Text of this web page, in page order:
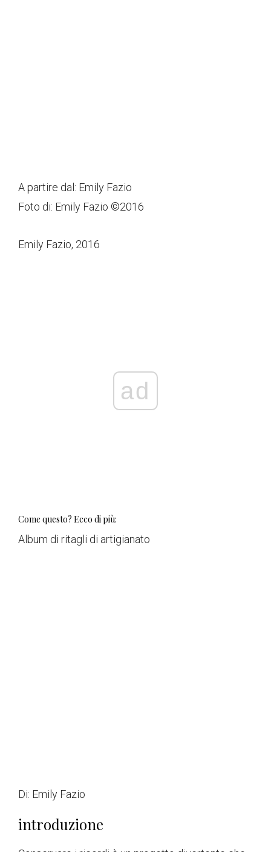
A partire dal: Emily Fazio
Foto di: Emily Fazio ©2016
Emily Fazio, 2016
ad
Come questo? Ecco di più:
Album di ritagli di artigianato
Di: Emily Fazio
introduzione